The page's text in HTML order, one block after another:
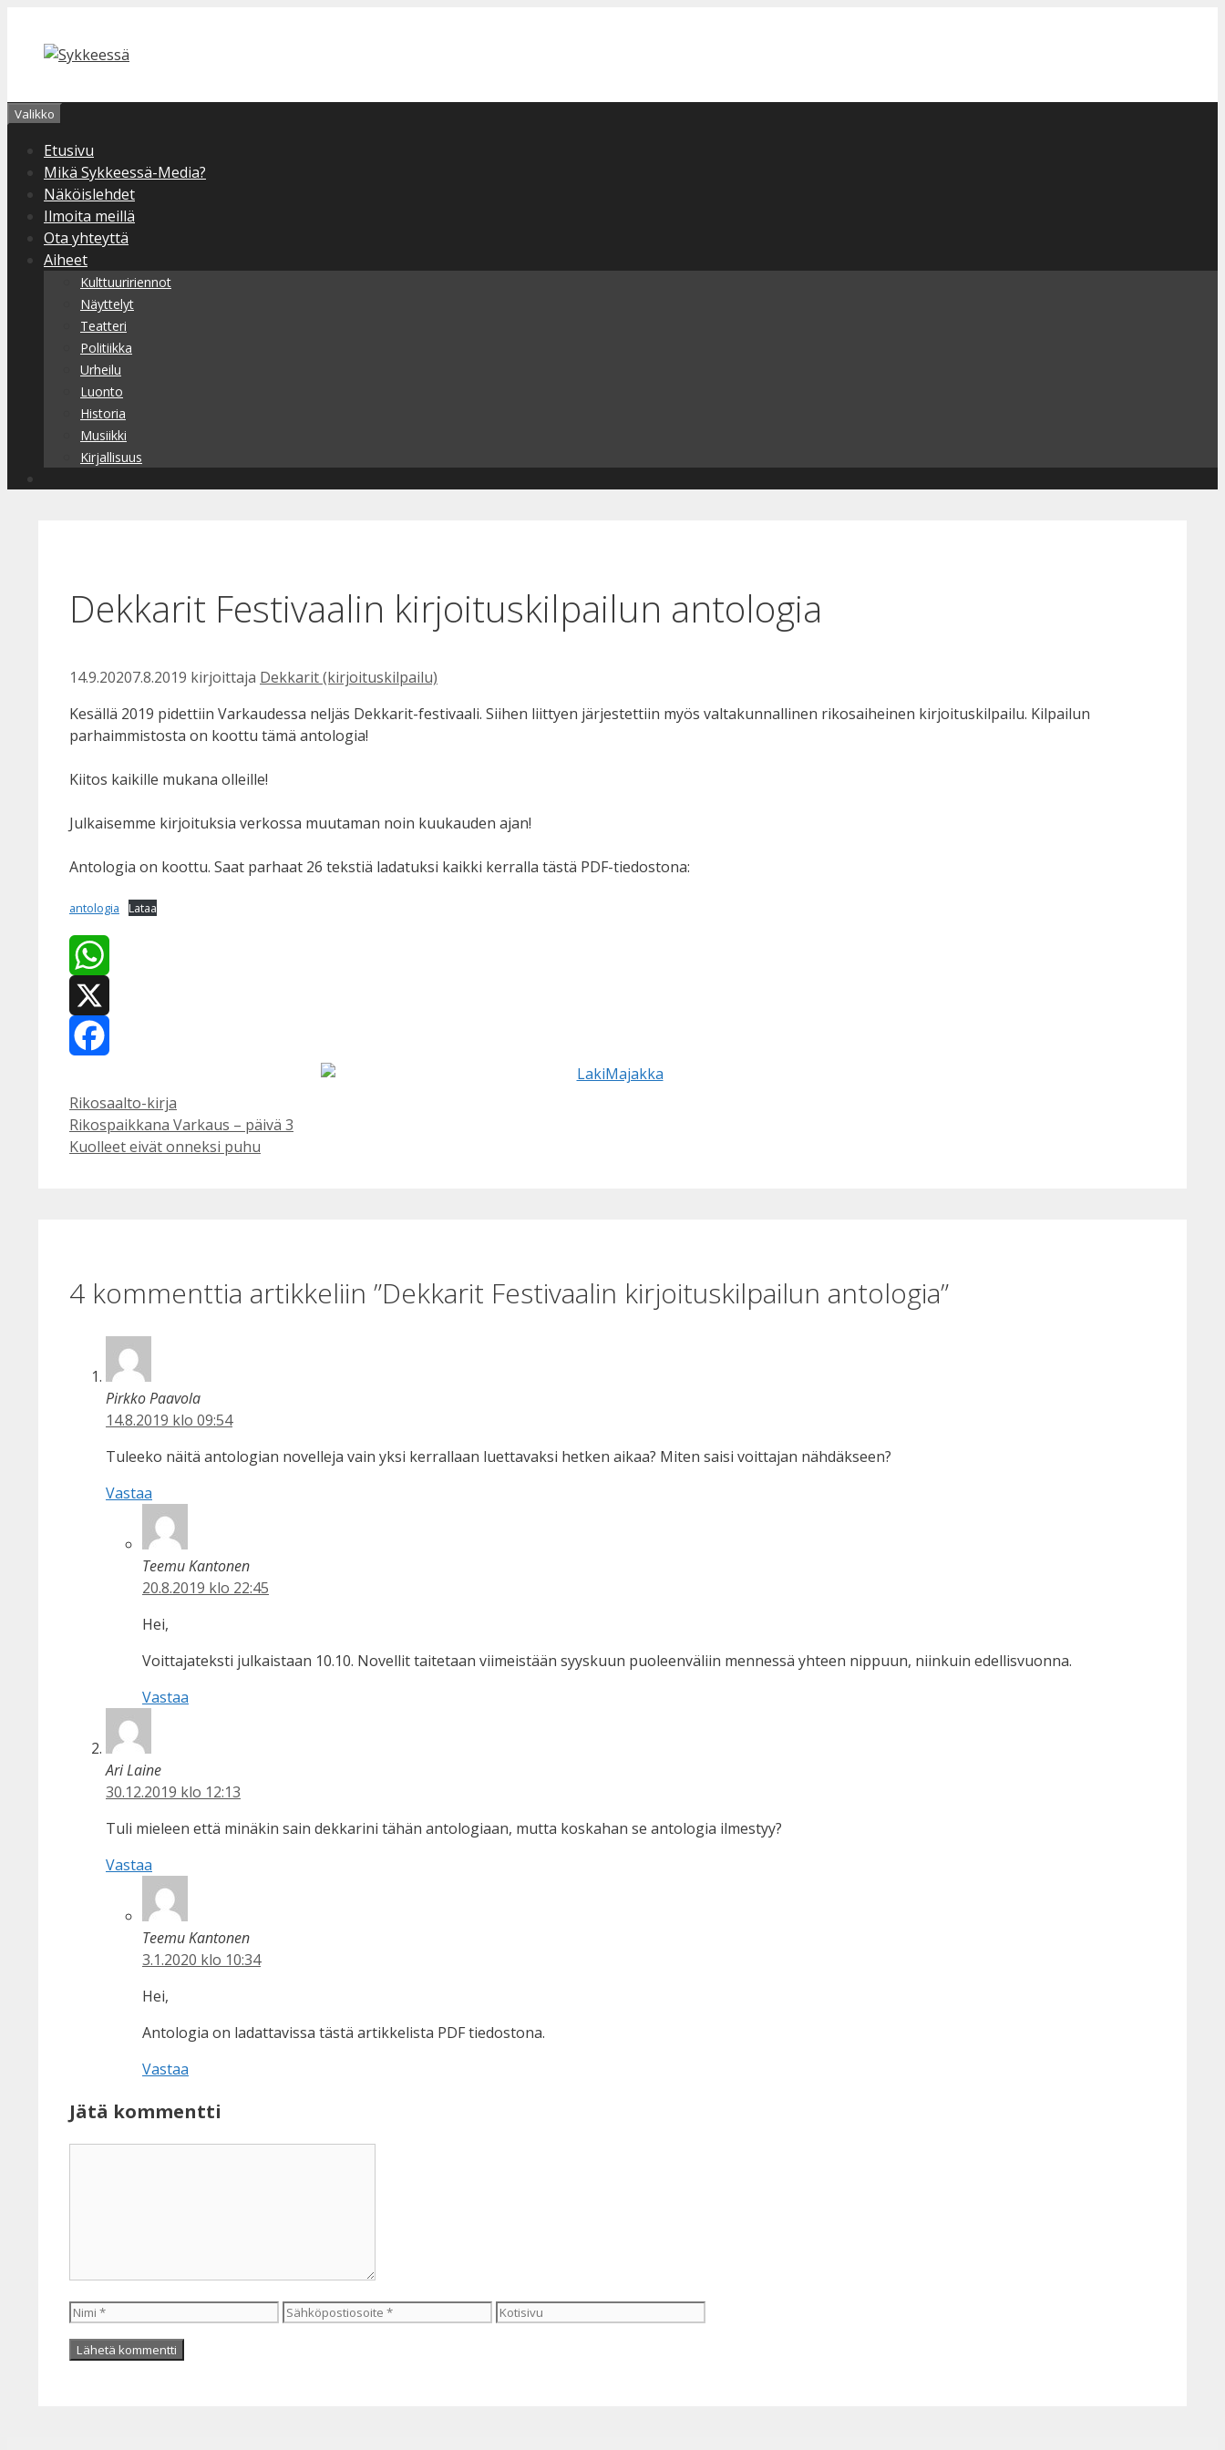
sisältöön
Valikko
Etusivu
Mikä Sykkeessä-Media?
Näköislehdet
Ilmoita meillä
Ota yhteyttä
Aiheet
Kulttuuririennot
Näyttelyt
Teatteri
Politiikka
Urheilu
Luonto
Historia
Musiikki
Kirjallisuus
Dekkarit Festivaalin kirjoituskilpailun antologia
14.9.20207.8.2019 kirjoittaja Dekkarit (kirjoituskilpailu)
Kesällä 2019 pidettiin Varkaudessa neljäs Dekkarit-festivaali. Siihen liittyen järjestettiin myös valtakunnallinen rikosaiheinen kirjoituskilpailu. Kilpailun
parhaimmistosta on koottu tämä antologia!
Kiitos kaikille mukana olleille!
Julkaisemme kirjoituksia verkossa muutaman noin kuukauden ajan!
Antologia on koottu. Saat parhaat 26 tekstiä ladatuksi kaikki kerralla tästä PDF-tiedostona:
antologia Lataa
WhatsApp
X
Kategoriat
Rikosaalto-kirja
Rikospaikkana Varkaus – päivä 3
Kuolleet eivät onneksi puhu
4 kommenttia artikkeliin ”Dekkarit Festivaalin kirjoituskilpailun antologia”
Pirkko Paavola
14.8.2019 klo 09:54
Tuleeko näitä antologian novelleja vain yksi kerrallaan luettavaksi hetken aikaa? Miten saisi voittajan nähdäkseen?
Vastaa
Teemu Kantonen
20.8.2019 klo 22:45
Hei,
Voittajateksti julkaistaan 10.10. Novellit taitetaan viimeistään syyskuun puoleenväliin mennessä yhteen nippuun, niinkuin edellisvuonna.
Vastaa
Ari Laine
30.12.2019 klo 12:13
Tuli mieleen että minäkin sain dekkarini tähän antologiaan, mutta koskahan se antologia ilmestyy?
Vastaa
Teemu Kantonen
3.1.2020 klo 10:34
Hei,
Antologia on ladattavissa tästä artikkelista PDF tiedostona.
Vastaa
Jätä kommentti
Nimi Sähköpostiosoite Kotisivu